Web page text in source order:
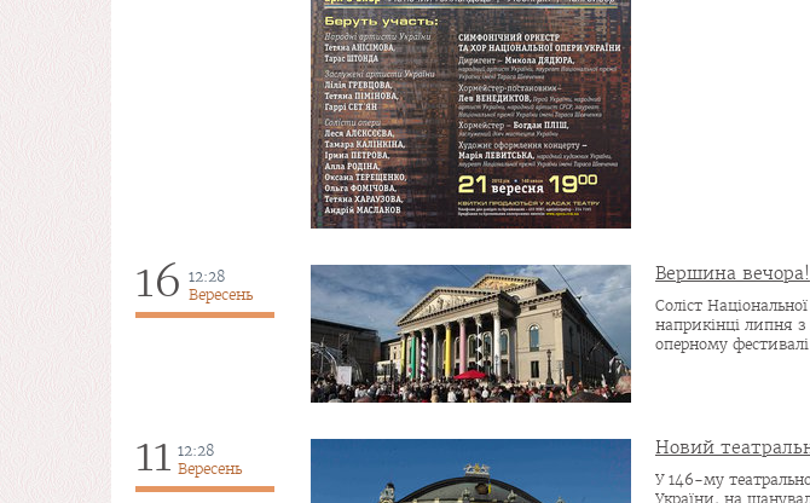
16 12:28
Вересень
Вершина вечора!
Соліст
наприкінці липня
оперному
11 12:28
Вересень
Новий
У 146-му
України, на